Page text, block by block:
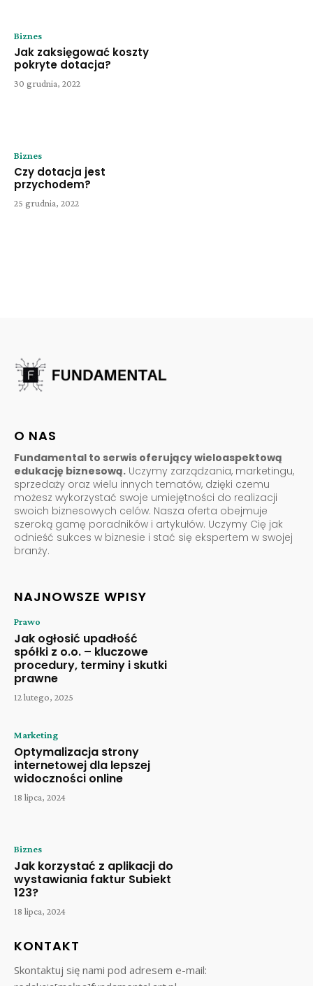
Biznes
Jak zaksięgować koszty
pokryte dotacja?
30 grudnia, 2022
Biznes
Czy dotacja jest
przychodem?
25 grudnia, 2022
O NAS
Fundamental to serwis oferujący wieloaspektową
edukację biznesową. Uczymy zarządzania, marketingu,
sprzedaży oraz wielu innych tematów, dzięki czemu
możesz wykorzystać swoje umiejętności do realizacji
swoich biznesowych celów. Nasza oferta obejmuje
szeroką gamę poradników i artykułów. Uczymy Cię jak
odnieść sukces w biznesie i stać się ekspertem w swojej
branży.
NAJNOWSZE WPISY
Prawo
Jak ogłosić upadłość
spółki z o.o. – kluczowe
procedury, terminy i skutki
prawne
12 lutego, 2025
Marketing
Optymalizacja strony
internetowej dla lepszej
widoczności online
18 lipca, 2024
Biznes
Jak korzystać z aplikacji do
wystawiania faktur Subiekt
123?
18 lipca, 2024
KONTAKT
Skontaktuj się nami pod adresem e-mail: